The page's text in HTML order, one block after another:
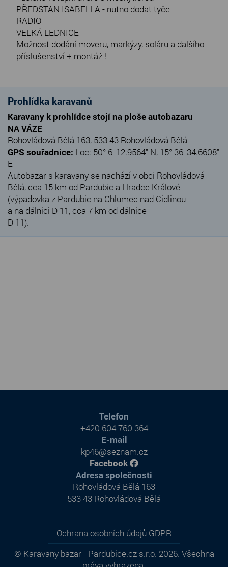
PŘEDSTAN ISABELLA - nutno dodat tyče
RADIO
VELKÁ LEDNICE
Možnost dodání moveru, markýzy, soláru a dalšího
příslušenství + montáž !
Prohlídka karavanů
Karavany k prohlídce stojí na ploše autobazaru
NA VÁZE
Rohovládová Bělá 163, 533 43 Rohovládová Bělá
GPS souřadnice: Loc: 50° 6' 12.9564" N, 15° 36' 34.6608"
E
Autobazar s karavany se nachází v obci Rohovládová
Bělá, cca 15 km od Pardubic a Hradce Králové
(výpadovka z Pardubic na Chlumec nad Cidlinou
a na dálnici D 11, cca 7 km od dálnice
D 11).
Ochrana osobních údajů GDPR
© Karavany bazar - Pardubice.cz s.r.o. 2026. Všechna
Adresa společnosti
Rohovládová Bělá 163
533 43 Rohovládová Bělá
Telefon
+420 604 760 364
E-mail
kp46@seznam.cz
Facebook